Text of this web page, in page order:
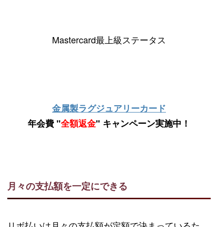
Mastercard最上級ステータス
金属製ラグジュアリーカード
年会費 "全額返金" キャンペーン実施中！
月々の支払額を一定にできる